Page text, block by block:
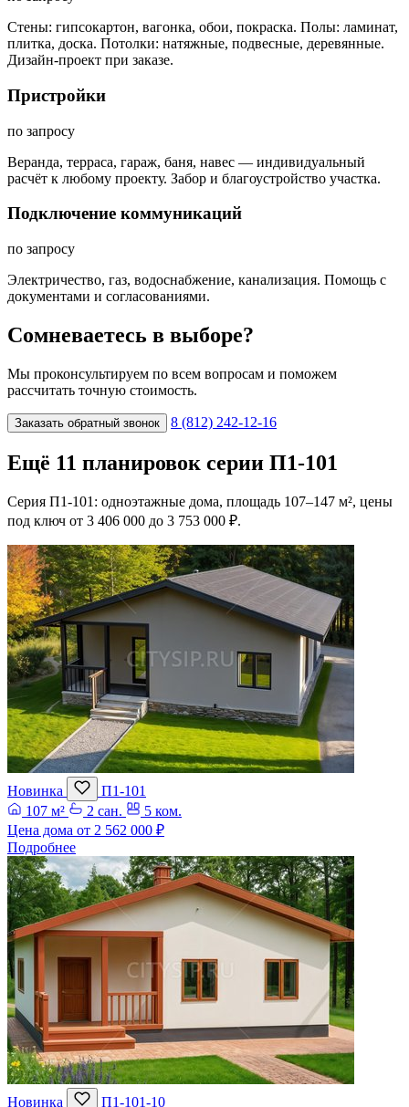
Стены: гипсокартон, вагонка, обои, покраска. Полы: ламинат,
плитка, доска. Потолки: натяжные, подвесные, деревянные.
Дизайн-проект при заказе.
Пристройки
по запросу
Веранда, терраса, гараж, баня, навес — индивидуальный
расчёт к любому проекту. Забор и благоустройство участка.
Подключение коммуникаций
по запросу
Электричество, газ, водоснабжение, канализация. Помощь с
документами и согласованиями.
Сомневаетесь в выборе?
Мы проконсультируем по всем вопросам и поможем
рассчитать точную стоимость.
Заказать обратный звонок 8 (812) 242-12-16
Ещё 11 планировок серии П1-101
Серия П1-101: одноэтажные дома, площадь 107–147 м², цены
под ключ от 3 406 000 до 3 753 000 ₽.
Новинка
П1-101
107 м²
2 сан.
5 ком.
Цена дома от 2 562 000 ₽
Подробнее
Новинка П1-101-10